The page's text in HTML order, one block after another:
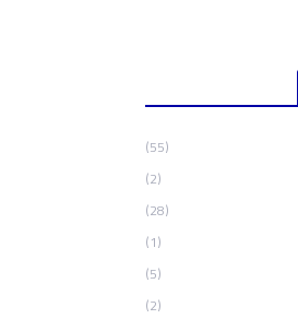
(55)
(2)
(28)
(1)
(5)
(2)